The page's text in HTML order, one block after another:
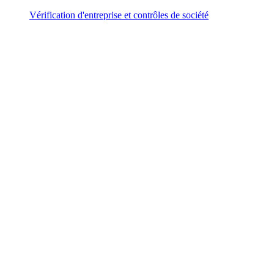
Vérification d'entreprise et contrôles de société